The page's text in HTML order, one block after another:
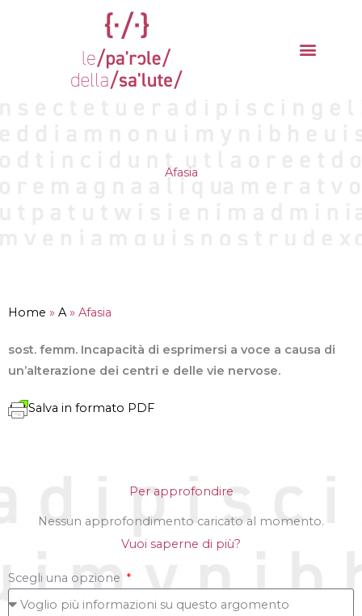
Afasia
Home » A» Afasia
sost. femm. Incapacità di esprimersi a voce a causa di
un’alterazione dei centri e delle vie nervose.
Salva in formato PDF
Per approfondire
Nessun approfondimento caricato al momento.
Vuoi saperne di più?
Scegli una opzione